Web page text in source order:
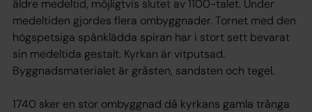
äldre medeltid, möjligtvis slutet av 1100-talet. Under
medeltiden gjordes flera ombyggnader. Tornet med den
högspetsiga spånklädda spiran har i stort sett bevarat
sin medeltida gestalt. Kyrkan är vitputsad.
Byggnadsmaterialet är gråsten, sandsten och tegel.
1740 sker en stor ombyggnad då kyrkans gamla trånga